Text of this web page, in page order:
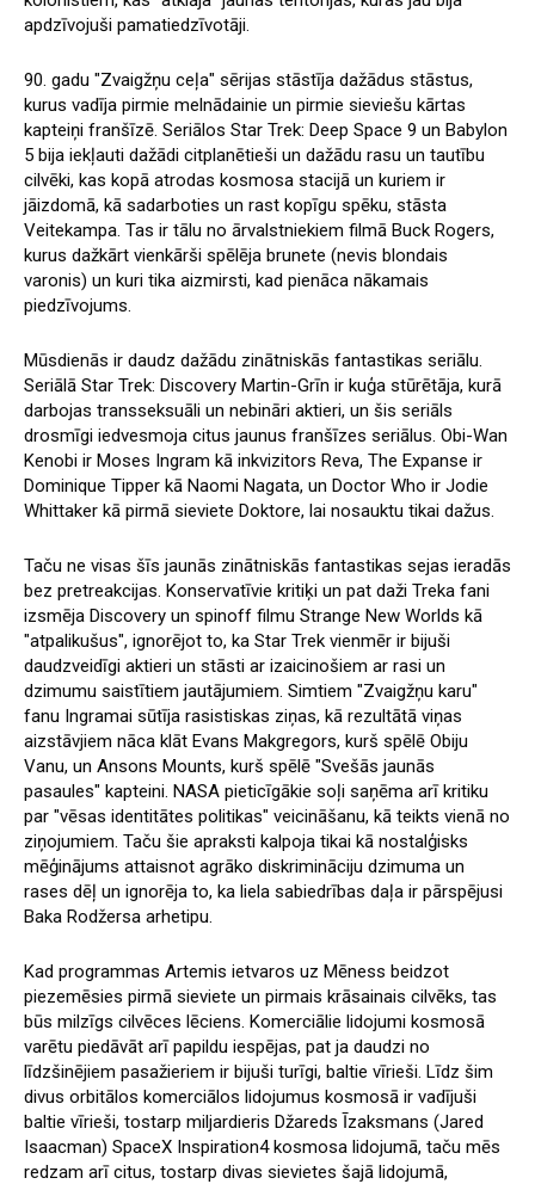
apdzīvojuši pamatiedzīvotāji.
90. gadu "Zvaigžņu ceļa" sērijas stāstīja dažādus stāstus,
kurus vadīja pirmie melnādainie un pirmie sieviešu kārtas
kapteiņi franšīzē. Seriālos Star Trek: Deep Space 9 un Babylon
5 bija iekļauti dažādi citplanētieši un dažādu rasu un tautību
cilvēki, kas kopā atrodas kosmosa stacijā un kuriem ir
jāizdomā, kā sadarboties un rast kopīgu spēku, stāsta
Veitekampa. Tas ir tālu no ārvalstniekiem filmā Buck Rogers,
kurus dažkārt vienkārši spēlēja brunete (nevis blondais
varonis) un kuri tika aizmirsti, kad pienāca nākamais
piedzīvojums.
Mūsdienās ir daudz dažādu zinātniskās fantastikas seriālu.
Seriālā Star Trek: Discovery Martin-Grīn ir kuģa stūrētāja, kurā
darbojas transseksuāli un nebināri aktieri, un šis seriāls
drosmīgi iedvesmoja citus jaunus franšīzes seriālus. Obi-Wan
Kenobi ir Moses Ingram kā inkvizitors Reva, The Expanse ir
Dominique Tipper kā Naomi Nagata, un Doctor Who ir Jodie
Whittaker kā pirmā sieviete Doktore, lai nosauktu tikai dažus.
Taču ne visas šīs jaunās zinātniskās fantastikas sejas ieradās
bez pretreakcijas. Konservatīvie kritiķi un pat daži Treka fani
izsmēja Discovery un spinoff filmu Strange New Worlds kā
"atpalikušus", ignorējot to, ka Star Trek vienmēr ir bijuši
daudzveidīgi aktieri un stāsti ar izaicinošiem ar rasi un
dzimumu saistītiem jautājumiem. Simtiem "Zvaigžņu karu"
fanu Ingramai sūtīja rasistiskas ziņas, kā rezultātā viņas
aizstāvjiem nāca klāt Evans Makgregors, kurš spēlē Obiju
Vanu, un Ansons Mounts, kurš spēlē "Svešās jaunās
pasaules" kapteini. NASA pieticīgākie soļi saņēma arī kritiku
par "vēsas identitātes politikas" veicināšanu, kā teikts vienā no
ziņojumiem. Taču šie apraksti kalpoja tikai kā nostalģisks
mēģinājums attaisnot agrāko diskrimināciju dzimuma un
rases dēļ un ignorēja to, ka liela sabiedrības daļa ir pārspējusi
Baka Rodžersa arhetipu.
Kad programmas Artemis ietvaros uz Mēness beidzot
piezemēsies pirmā sieviete un pirmais krāsainais cilvēks, tas
būs milzīgs cilvēces lēciens. Komerciālie lidojumi kosmosā
varētu piedāvāt arī papildu iespējas, pat ja daudzi no
līdzšinējiem pasažieriem ir bijuši turīgi, baltie vīrieši. Līdz šim
divus orbitālos komerciālos lidojumus kosmosā ir vadījuši
baltie vīrieši, tostarp miljardieris Džareds Īzaksmans (Jared
Isaacman) SpaceX Inspiration4 kosmosa lidojumā, taču mēs
redzam arī citus, tostarp divas sievietes šajā lidojumā,